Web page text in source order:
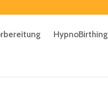
HypnoBirthing